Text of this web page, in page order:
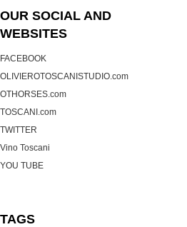
OUR SOCIAL AND
WEBSITES
FACEBOOK
OLIVIEROTOSCANISTUDIO.com
OTHORSES.com
TOSCANI.com
TWITTER
Vino Toscani
YOU TUBE
TAGS